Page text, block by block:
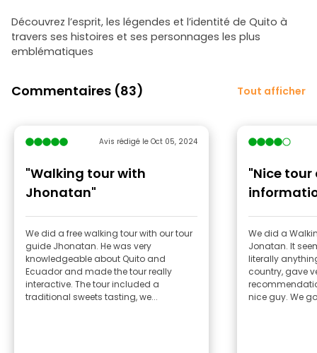
Découvrez l’esprit, les légendes et l’identité de Quito à
travers ses histoires et ses personnages les plus
emblématiques
Commentaires (83) Tout afficher
Avis rédigé le Oct 05, 2024
"Walking tour with
Jhonatan"
We did a free walking tour with our tour
guide Jhonatan. He was very
knowledgeable about Quito and
Ecuador and made the tour really
interactive. The tour included a
traditional sweets tasting, we...
"Nice
We did a
Jonatan. It seems that he knows
literally
country, gave
nice guy.